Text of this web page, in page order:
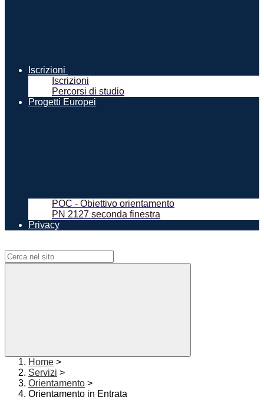
Iscrizioni
Iscrizioni
Percorsi di studio
Progetti Europei
POC - Obiettivo orientamento
PN 2127 seconda finestra
Privacy
Home >
Servizi >
Orientamento >
Orientamento in Entrata